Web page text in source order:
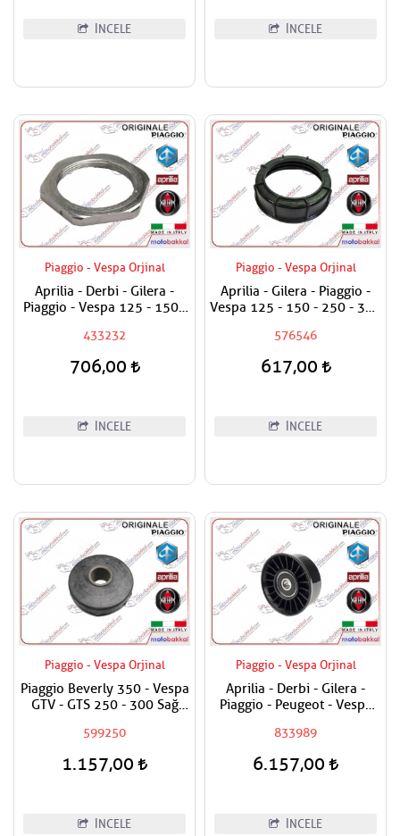
İNCELE İNCELE
Piaggio - Vespa Orjinal
Aprilia - Derbi - Gilera -
Piaggio - Vespa 125 - 150 -
Arka Debriyaj Somunu -
Varyatör Somunu Arka -
433232
706,00
İNCELE
Piaggio - Vespa Orjinal
Aprilia - Gilera - Piaggio -
Vespa 125 - 150 - 250 - 300
Benzin Pompa Üst Plastik
576546
617,00
İNCELE
Piaggio - Vespa Orjinal
Piaggio Beverly 350 - Vespa
GTV - GTS 250 - 300 Sağ
599250
1.157,00
İNCELE
Piaggio - Vespa Orjinal
Aprilia - Derbi - Gilera -
Piaggio - Peugeot - Vespa
Kayış Plastik Rulmanı
833989
6.157,00
İNCELE